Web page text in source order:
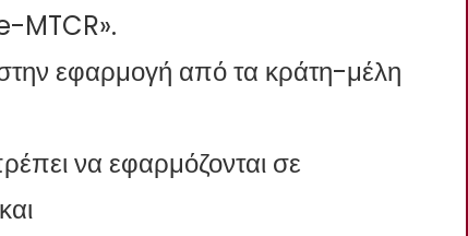
MTCR».
εφαρμογή από τα κράτη-μέλη
να εφαρμόζονται σε